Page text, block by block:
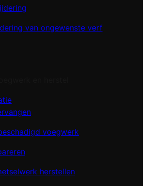
van ongewenste verf
voegwerk
herstellen